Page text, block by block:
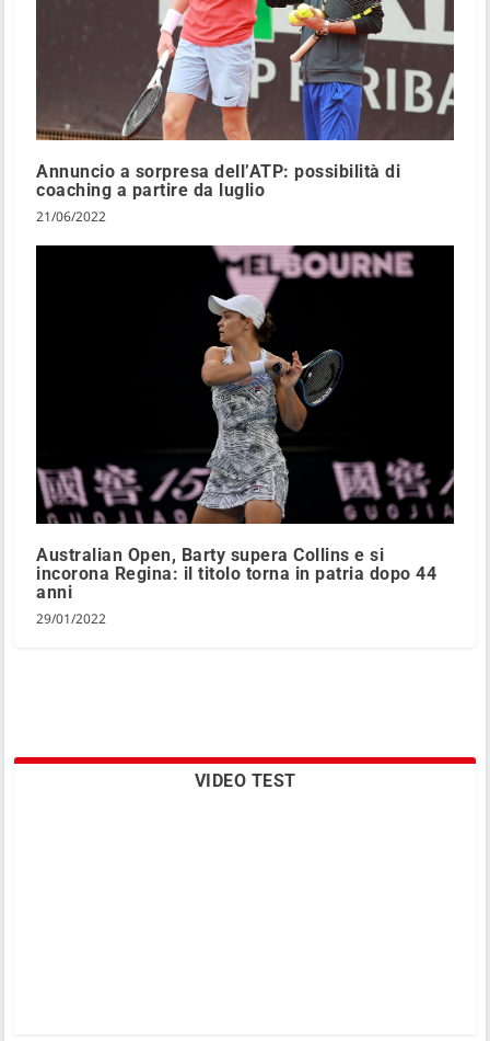
Annuncio a sorpresa dell’ATP: possibilità di
coaching a partire da luglio
21/06/2022
Australian Open, Barty supera Collins e si
incorona Regina: il titolo torna in patria dopo 44
anni
29/01/2022
VIDEO TEST